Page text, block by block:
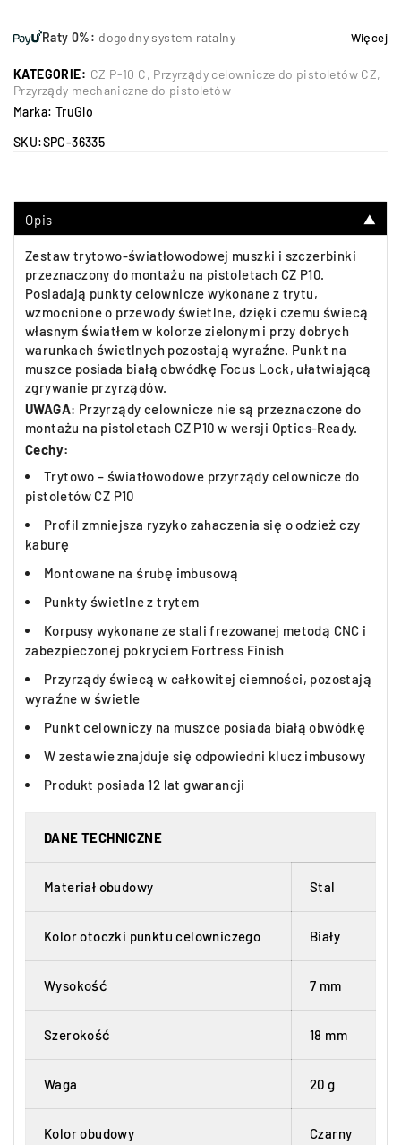
Raty 0%: dogodny system ratalny Więcej
KATEGORIE: CZ P-10 C, Przyrządy celownicze do pistoletów CZ,
Przyrządy mechaniczne do pistoletów
Marka: TruGlo
SKU:SPC-36335
Opis ▼
Zestaw trytowo-światłowodowej muszki i szczerbinki
przeznaczony do montażu na pistoletach CZ P10.
Posiadają punkty celownicze wykonane z trytu,
wzmocnione o przewody świetlne, dzięki czemu świecą
własnym światłem w kolorze zielonym i przy dobrych
warunkach świetlnych pozostają wyraźne. Punkt na
muszce posiada białą obwódkę Focus Lock, ułatwiającą
zgrywanie przyrządów.
UWAGA: Przyrządy celownicze nie są przeznaczone do
montażu na pistoletach CZ P10 w wersji Optics-Ready.
Cechy:
Trytowo – światłowodowe przyrządy celownicze do
pistoletów CZ P10
Profil zmniejsza ryzyko zahaczenia się o odzież czy
kaburę
Montowane na śrubę imbusową
Punkty świetlne z trytem
Korpusy wykonane ze stali frezowanej metodą CNC i
zabezpieczonej pokryciem Fortress Finish
Przyrządy świecą w całkowitej ciemności, pozostają
wyraźne w świetle
Punkt celowniczy na muszce posiada białą obwódkę
W zestawie znajduje się odpowiedni klucz imbusowy
Produkt posiada 12 lat gwarancji
DANE TECHNICZNE
Materiał obudowy Stal
Kolor otoczki punktu celowniczego Biały
Wysokość 7 mm
Szerokość 18 mm
Waga 20 g
Kolor obudowy Czarny